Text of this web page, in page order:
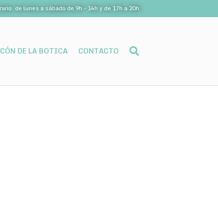
de lunes a sábado de 9h - 14h y de 17h a 20h
DE LA BOTICA CONTACTO